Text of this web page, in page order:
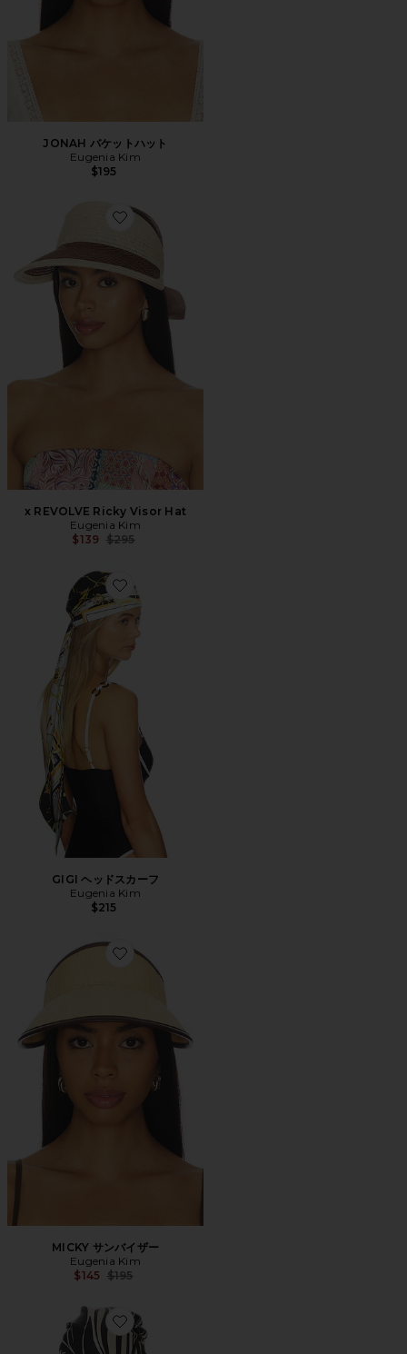
JONAH バケットハット
Eugenia Kim
$195
Favorite x REVOLVE Ricky Visor Hat
x REVOLVE Ricky Visor Hat
Eugenia Kim
$139 Previous price:
$295
Favorite GIGI ヘッドスカーフ
GIGI ヘッドスカーフ
Eugenia Kim
$215
Favorite MICKY サンバイザー
MICKY サンバイザー
Eugenia Kim
$145 Previous price:
$195
Favorite GIGI スカーフ